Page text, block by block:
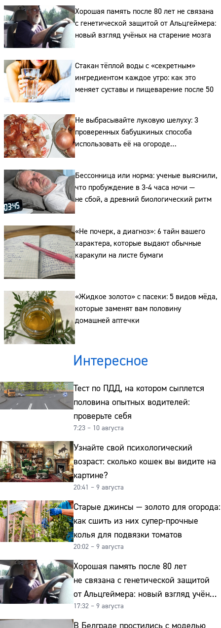
Хорошая память после 80 лет не связана
с генетической защитой от Альцгеймера:
новый взгляд учёных на старение мозга
Стакан тёплой воды с «секретным»
ингредиентом каждое утро: как это
меняет суставы и пищеварение после 50
Не выбрасывайте луковую шелуху: 3
проверенных бабушкиных способа
использовать её на огороде
и для здоровья этой зимой
Бессонница или норма: ученые выяснили,
что пробуждение в 3-4 часа ночи —
не сбой, а древний биологический ритм
«Не почерк, а диагноз»: 6 тайн вашего
характера, которые выдают обычные
каракули на листе бумаги
«Жидкое золото» с пасеки: 5 видов мёда,
которые заменят вам половину
домашней аптечки
Интересное
Тест по ПДД, на котором сыплется
половина опытных водителей:
проверьте себя
7:23 – 10 августа
Узнайте свой психологический
возраст: сколько кошек вы видите на
картине?
20:41 – 9 августа
Старые джинсы — золото для огорода:
как сшить из них супер-прочные
колья для подвязки томатов
20:02 – 9 августа
Хорошая память после 80 лет
не связана с генетической защитой
от Альцгеймера: новый взгляд учёных
на старение мозга
17:32 – 9 августа
Сайт:
Телефон: